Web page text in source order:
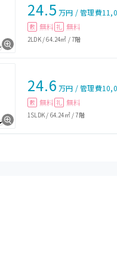
24.5 万円 /管理費
敷 無料 礼 無料
2LDK/64.24㎡ /7階
24.6 万円 /管理費
敷 無料 礼 無料
1SLDK / 64.24㎡/7階